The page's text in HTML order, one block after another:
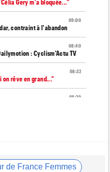
Gery m'a bloquée..."
09:00
contraint à l'abandon
08:40
: Cyclism'Actu TV
08:32
on rêve en grand..."
08:20
21 abandons
fracture de la clavicule
de France Femmes